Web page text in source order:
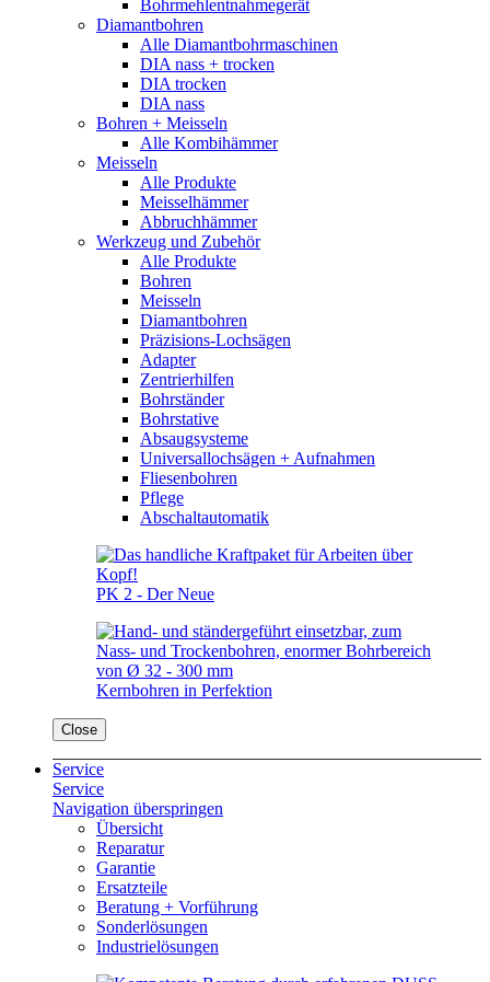
Bohrmehlentnahmegerät
Diamantbohren
Alle Diamantbohrmaschinen
DIA nass + trocken
DIA trocken
DIA nass
Bohren + Meisseln
Alle Kombihämmer
Meisseln
Alle Produkte
Meisselhämmer
Abbruchhämmer
Werkzeug und Zubehör
Alle Produkte
Bohren
Meisseln
Diamantbohren
Präzisions-Lochsägen
Adapter
Zentrierhilfen
Bohrständer
Bohrstative
Absaugsysteme
Universallochsägen + Aufnahmen
Fliesenbohren
Pflege
Abschaltautomatik
PK 2 - Der Neue
Kernbohren in Perfektion
Close
Service
Service
Navigation überspringen
Übersicht
Reparatur
Garantie
Ersatzteile
Beratung + Vorführung
Sonderlösungen
Industrielösungen